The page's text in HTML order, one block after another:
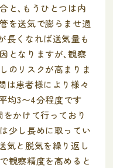
と、もうひとつは内
を送気で膨らませ過
長くなれば送気量も
となりますが、観察
のリスクが高まりま
は患者様により様々
均3〜4分程度です
をかけて行っており
少し長めに取ってい
気と脱気を繰り返し
観察精度を高めると